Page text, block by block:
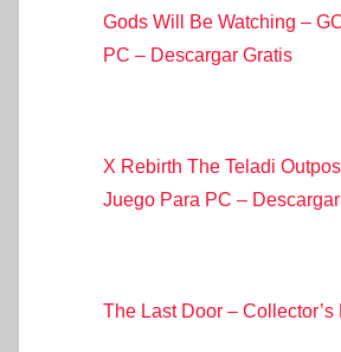
Gods Will Be Watching –
PC – Descargar Gratis
X Rebirth The Teladi
Juego Para PC –
The Last Door – Collector’s